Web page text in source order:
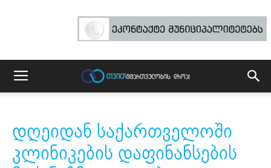
დღეიდან საქართველოში
კლინიკების დაფინანსების